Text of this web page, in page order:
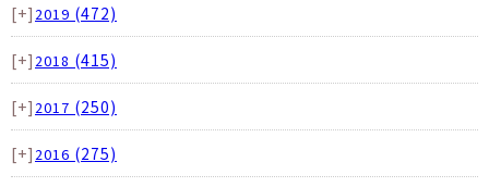
[+] 2019 (472)
[+] 2018 (415)
[+] 2017 (250)
[+] 2016 (275)